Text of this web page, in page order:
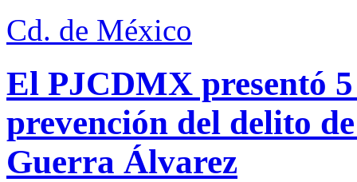
Cd. de México
El PJCDMX presentó
prevención del delito
Guerra Álvarez